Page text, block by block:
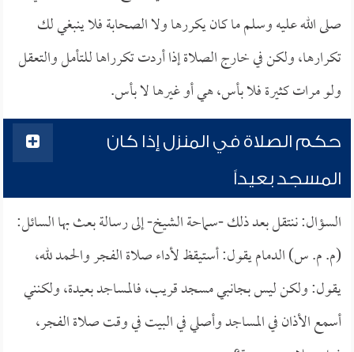
صلى الله عليه وسلم ما كان يكررها ولا الصحابة فلا ينبغي لك
تكرارها، ولكن في خارج الصلاة إذا أردت تكرراها للتأمل والتعقل
ولو مرات كثيرة فلا بأس، هي أو غيرها لا بأس.
حكم الصلاة في المنزل إذا كان
المسجد بعيداً
السؤال: ننتقل بعد ذلك -سماحة الشيخ- إلى رسالة بعث بها السائل:
(م. م. س) الدمام يقول: أستيقظ لأداء صلاة الفجر والحمد لله،
يقول: ولكن ليس بجانبي مسجد قريب، فالمساجد بعيدة، ولكنني
أسمع الأذان في المساجد وأصلي في البيت في وقت صلاة الفجر،